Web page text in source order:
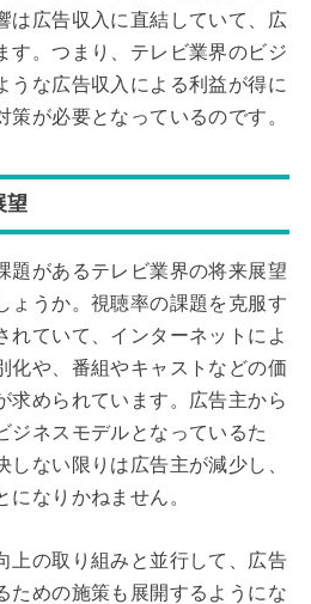
は広告収入に直結していて、広
す。つまり、テレビ業界のビジ
うな広告収入による利益が得に
策が必要となっているのです。
望
題があるテレビ業界の将来展望
ょうか。視聴率の課題を克服す
れていて、インターネットによ
化や、番組やキャストなどの価
求められています。広告主から
ジネスモデルとなっているた
ない限りは広告主が減少し、
なりかねません。
上の取り組みと並行して、広告
ための施策も展開するようにな